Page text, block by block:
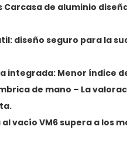
Carcasa de aluminio
diseño seguro para la
integrada: Menor índice
de mano – La
al vacío VM6 supera a